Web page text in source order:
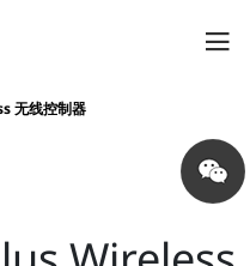
无线控制器
Share
on
wechat